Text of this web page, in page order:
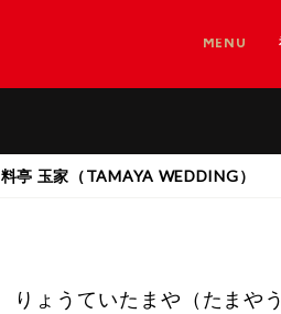
MENU
料亭 玉家（TAMAYA WEDDING）
りょうていたまや（たまや